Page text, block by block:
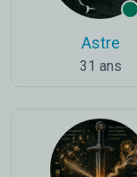
Astre
31 ans